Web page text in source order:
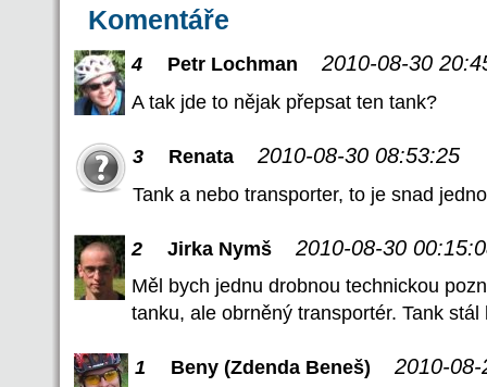
Komentáře
4 Petr Lochman 2010-08-30
A tak jde to nějak přepsat ten tank?
3 Renata 2010-08-30 08:53:25
Tank a nebo transporter, to je snad
2 Jirka Nymš 2010-08-30
Měl bych jednu drobnou technickou
tanku, ale obrněný transportér. Tank
1 Beny (Zdenda Beneš) 2010-